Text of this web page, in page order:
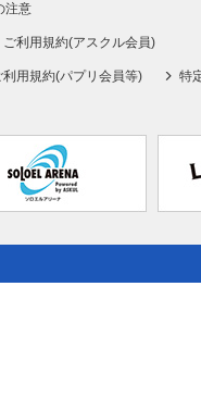
注意
ご利用規約(アスクル会員)
利用規約(パプリ会員等) 特